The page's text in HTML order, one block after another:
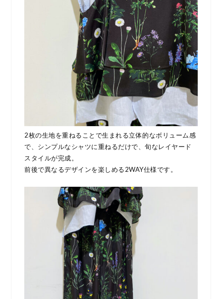
2枚の生地を重ねることで生まれる立体的なボリューム感
で、シンプルなシャツに重ねるだけで、旬なレイヤード
スタイルが完成。
前後で異なるデザインを楽しめる2WAY仕様です。